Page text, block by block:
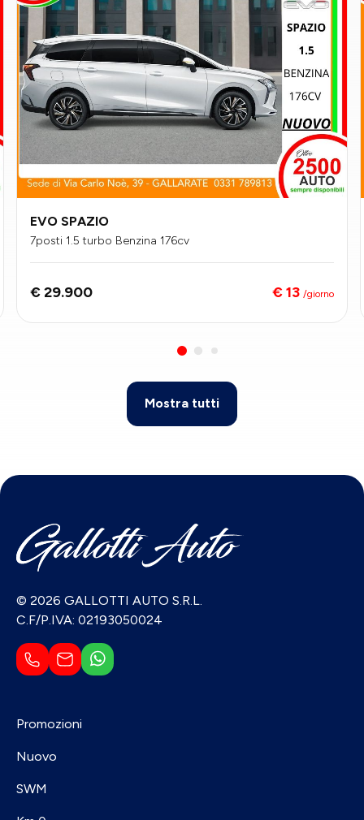
EVO SPAZIO
7posti 1.5 turbo Benzina 176cv
€ 29.900 € 13 /giorno
Mostra tutti
© 2026 GALLOTTI AUTO S.R.L.
C.F/P.IVA: 02193050024
Promozioni
Nuovo
SWM